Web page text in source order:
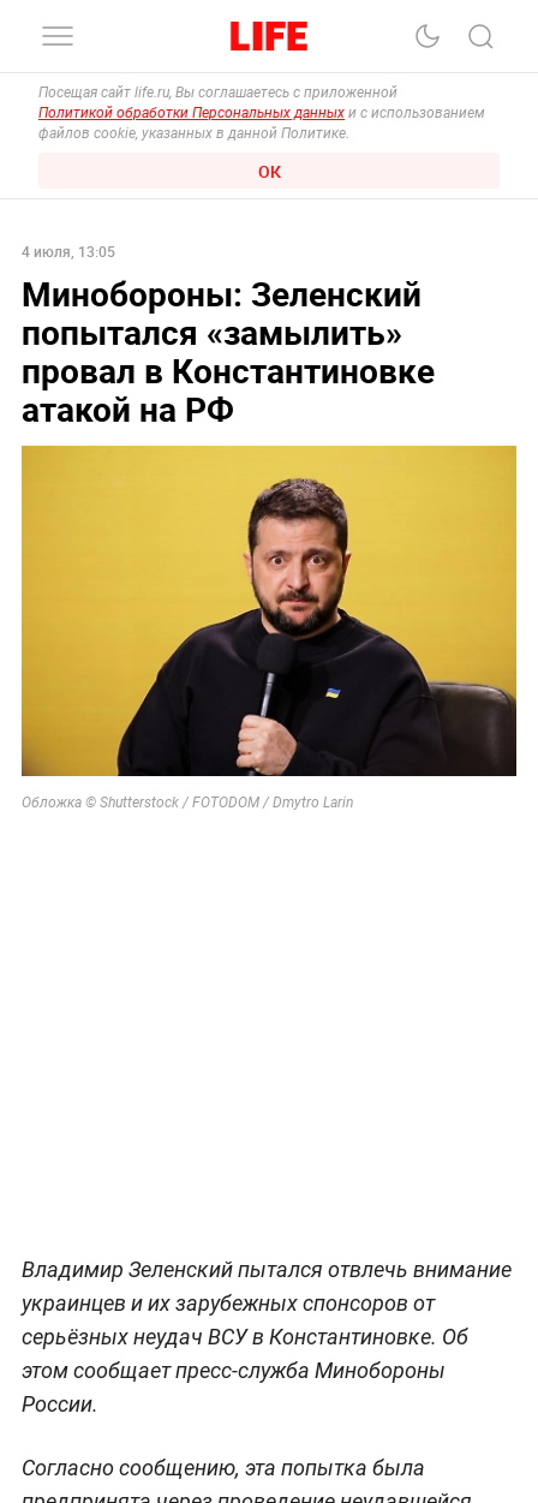
Посещая сайт life.ru, Вы соглашаетесь с приложенной
Политикой обработки Персональных данных и с использованием
файлов cookie, указанных в данной Политике.
ОК
4 июля, 13:05
Минобороны: Зеленский
попытался «замылить»
провал в Константиновке
атакой на РФ
Обложка © Shutterstock / FOTODOM / Dmytro Larin
Владимир Зеленский пытался отвлечь внимание
украинцев и их зарубежных спонсоров от
серьёзных неудач ВСУ в Константиновке. Об
этом сообщает пресс-служба Минобороны
России.
Согласно сообщению, эта попытка была